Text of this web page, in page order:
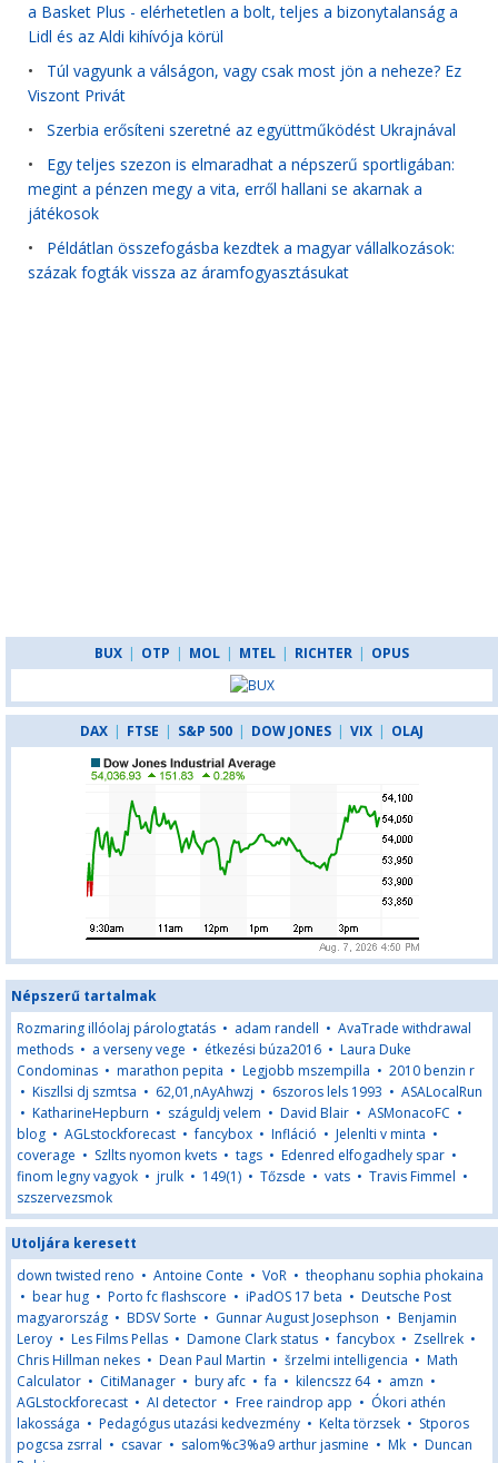
a Basket Plus - elérhetetlen a bolt, teljes a bizonytalanság a
Lidl és az Aldi kihívója körül
• Túl vagyunk a válságon, vagy csak most jön a neheze? Ez
Viszont Privát
• Szerbia erősíteni szeretné az együttműködést Ukrajnával
• Egy teljes szezon is elmaradhat a népszerű sportligában:
megint a pénzen megy a vita, erről hallani se akarnak a
játékosok
• Példátlan összefogásba kezdtek a magyar vállalkozások:
százak fogták vissza az áramfogyasztásukat
BUX | OTP | MOL | MTEL | RICHTER | OPUS
DAX | FTSE | S&P 500 | DOW JONES | VIX | OLAJ
Népszerű tartalmak
Rozmaring illóolaj párologtatás • adam randell • AvaTrade withdrawal
methods • a verseny vege • étkezési búza2016 • Laura Duke
Condominas • marathon pepita • Legjobb mszempilla • 2010 benzin r
• Kiszllsi dj szmtsa • 62,01,nAyAhwzj • 6szoros lels 1993 • ASALocalRun
• KatharineHepburn • száguldj velem • David Blair • ASMonacoFC •
blog • AGLstockforecast •fancybox • Infláció • Jelenlti v minta •
coverage • Szllts nyomon kvets • tags • Edenred elfogadhely spar •
finom legny vagyok • jrulk • 149(1) • Tőzsde • vats • Travis Fimmel •
szszervezsmok
Utoljára keresett
down twisted reno • Antoine Conte • VoR • theophanu sophia phokaina
• bear hug • Porto fc flashscore • iPadOS 17 beta • Deutsche Post
magyarország • BDSV Sorte • Gunnar August Josephson • Benjamin
Leroy • Les Films Pellas • Damone Clark status •fancybox • Zsellrek •
Chris Hillman nekes • Dean Paul Martin • šrzelmi intelligencia • Math
Calculator • CitiManager • bury afc •fa • kilencszz 64• amzn •
AGLstockforecast • AI detector • Free raindrop app • Ókori athén
lakossága • Pedagógus utazási kedvezmény • Kelta törzsek • Stporos
pogcsa zsrral • csavar • salom%c3%a9 arthur jasmine • Mk • Duncan